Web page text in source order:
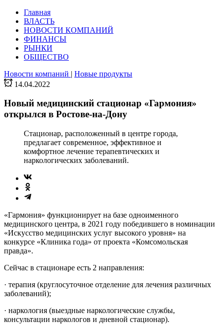
Главная
ВЛАСТЬ
НОВОСТИ КОМПАНИЙ
ФИНАНСЫ
РЫНКИ
ОБЩЕСТВО
Новости компаний | Новые продукты
14.04.2022
Новый медицинский стационар «Гармония»
открылся в Ростове-на-Дону
Стационар, расположенный в центре города,
предлагает современное, эффективное и
комфортное лечение терапевтических и
наркологических заболеваний.
«Гармония» функционирует на базе одноименного
медицинского центра, в 2021 году победившего в номинации
«Искусство медицинских услуг высокого уровня» на
конкурсе «Клиника года» от проекта «Комсомольская
правда».
Сейчас в стационаре есть 2 направления:
· терапия (круглосуточное отделение для лечения различных
заболеваний);
· наркология (выездные наркологические службы,
консультации наркологов и дневной стационар).